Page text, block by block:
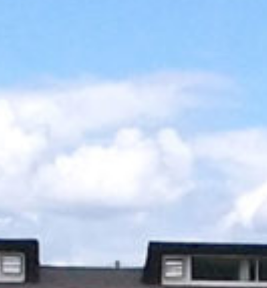
/home/sakurazuka/sakurazuka.ed.jp/public_html/wp-conten
t/themes/sakurazuka_2020/header.php